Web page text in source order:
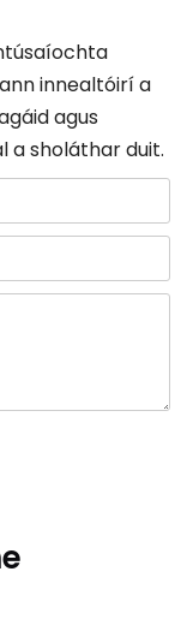
innealtóirí a
agus
a sholáthar duit.